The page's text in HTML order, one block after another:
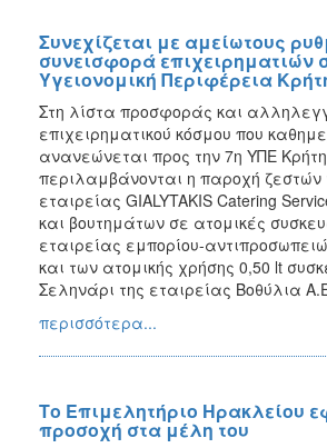
Συνεχίζεται με αμείωτους
συνεισφορά επιχειρηματιών
Υγειονομική Περιφέρεια
Στη λίστα προσφοράς και
επιχειρηματικού κόσμου που
ανανεώνεται προς την 7η ΥΠΕ
περιλαμβάνονται η παροχή
εταιρείας GIALYTAKIS Catering
και βουτημάτων σε ατομικές
εταιρείας εμπορίου-
και των ατομικής χρήσης 0,50 lt
Σεληνάρι της εταιρείας Βοθύλια
περισσότερα...
Το Επιμελητήριο Ηρακλείου
προσοχή στα μέλη του